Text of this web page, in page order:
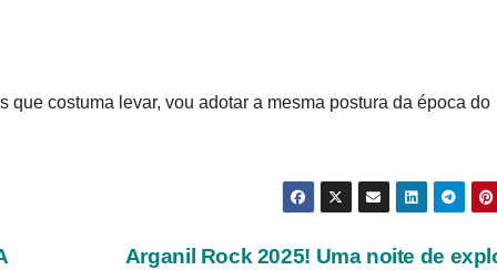
costuma levar, vou adotar a mesma postura da época do
Arganil Rock 2025! Uma noite de